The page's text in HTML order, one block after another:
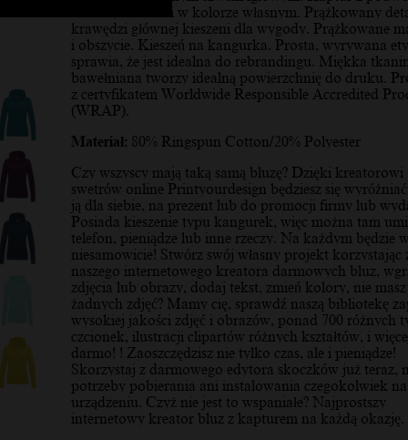
tkaniny. Sznurki w kolorze własnym. Prążkowany
krawędzi głównej kieszeni dla wygody. Prążkowane
i obszycie. Kieszeń na kangurka. Prosta, wyrywana
sprawia, że jest idealna do rebrandingu. Miękka
bawełniana tworzy idealną powierzchnię do druku.
z certyfikatem Worldwide Responsible Accredited
(WRAP).
Materiał: 80% Ringspun Cotton/20% Polyester
Czy wszyscy mają taką samą bluzę? Dzięki kreatorowi
swetrów online Printyourdesign będziesz się
ją dla siebie, na prezent lub do promocji firmy lub
Posiada kieszenie typu kangurek, więc można tam
telefon, pieniądze lub inne rzeczy. Na każdym będzie
niesamowicie! Stwórz swój własny projekt korzystając
naszego internetowego kreatora darmowych bluz,
zdjęcia lub obrazy, dodaj tekst, zmień kolory, nie masz
żadnych zdjęć? Mamy cię, sprawdź naszą bibliotekę
wysokiej jakości zdjęć i obrazów, ponad 700 różnych
czcionek, ilustracji clipartów różnych kształtów, i
darmo! ! Zaoszczędzisz nie tylko czas, ale i pieniądze!
Skorzystaj z darmowego edytora skoczków już teraz,
potrzeby pobierania ani instalowania czegokolwiek
urządzeniu. Czyż nie jest to wspaniałe? Najprostszy
internetowy kreator bluz z kapturem na każdą okazję.